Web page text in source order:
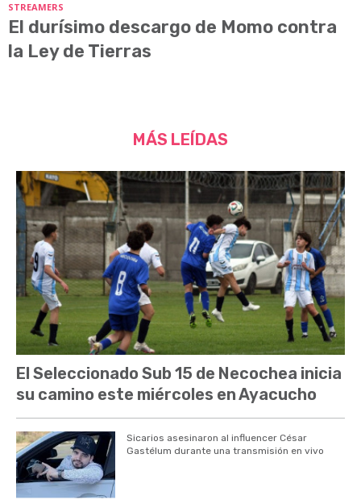
STREAMERS
El durísimo descargo de Momo contra
la Ley de Tierras
MÁS LEÍDAS
El Seleccionado Sub 15 de Necochea inicia
su camino este miércoles en Ayacucho
Sicarios asesinaron al influencer César
Gastélum durante una transmisión en vivo